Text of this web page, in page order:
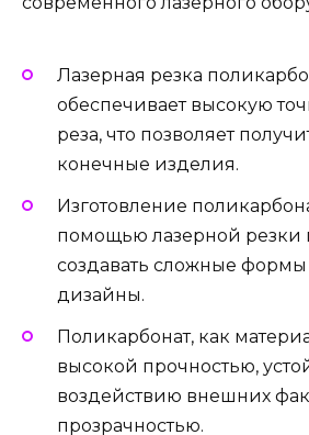
Лазерная резка
обеспечивает высокую
реза, что позволяет
конечные изделия.
Изготовление
помощью лазерной резки
создавать сложные
дизайны.
Поликарбонат, как
высокой прочностью,
воздействию внешних
прозрачностью.